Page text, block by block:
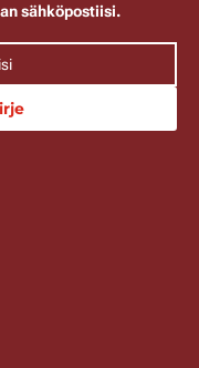
sähköpostiisi.